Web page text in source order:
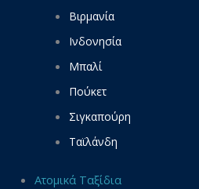
Βιρμανία
Ινδονησία
Μπαλί
Πούκετ
Σιγκαπούρη
Ταϊλάνδη
Ατομικά Ταξίδια